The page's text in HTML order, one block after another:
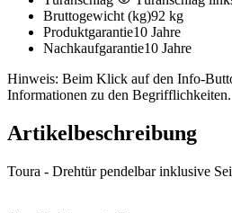
Bruttogewicht (kg)92 kg
Produktgarantie10 Jahre
Nachkaufgarantie10 Jahre
Hinweis: Beim Klick auf den Info-
Informationen zu den Begrifflichkeiten.
Artikelbeschreibung
Toura - Drehtür pendelbar inklusive